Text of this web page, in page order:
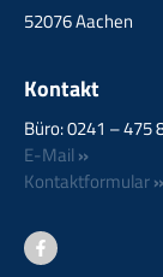
52076 Aachen
Kontakt
Büro: 0241 – 475
E-Mail »
Kontaktformular»